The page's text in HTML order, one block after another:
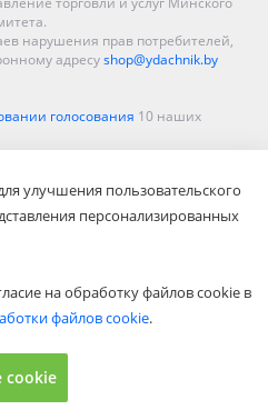
нарушения прав потребителей,
адресуshop@ydachnik.by
голосования 10 наших
Молодечно,
При заказе в интернет-магазине
Беларуси.
улучшения пользовательского
персонализированных
на обработку файлов cookie в
файлов cookie.
cookie